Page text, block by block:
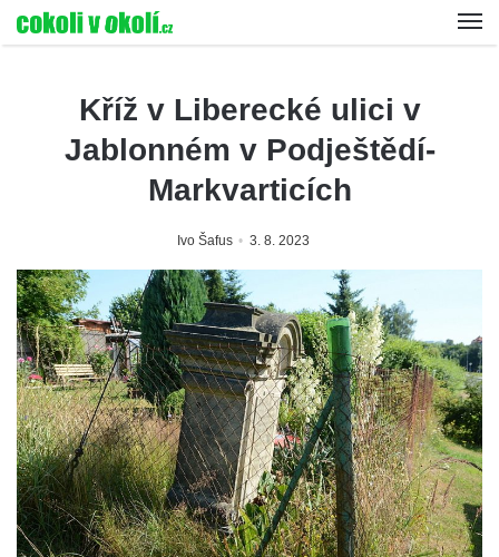
Kříž v Liberecké ulici v
Jablonném v Podještědí-
Markvarticích
Ivo Šafus 3. 8. 2023